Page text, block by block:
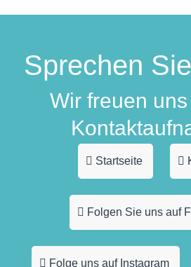
Sprechen
Wir freuen
Startseite
Folgen Sie uns auf
Folge uns auf Instagram